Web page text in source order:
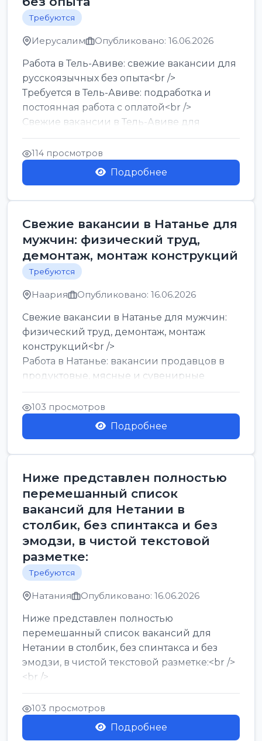
Требуются
Иерусалим Опубликовано: 16.06.2026
Работа в Тель-Авиве: свежие вакансии для
русскоязычных без опыта<br />
Требуется в Тель-Авиве: подработка и
постоянная работа с оплатой<br />
Свежие вакансии в Тель-Авиве для
мужчин и женщин от хозя...
114 просмотров
Подробнее
Свежие вакансии в Натанье для
мужчин: физический труд,
демонтаж, монтаж конструкций
Требуются
Наария Опубликовано: 16.06.2026
Свежие вакансии в Натанье для мужчин:
физический труд, демонтаж, монтаж
конструкций<br />
Работа в Натанье: вакансии продавцов в
продуктовые, мясные и сувенирные
лавки<br />
Разнорабочий на сборку м...
103 просмотров
Подробнее
Ниже представлен полностью
перемешанный список
вакансий для Нетании в
столбик, без спинтакса и без
эмодзи, в чистой текстовой
разметке:
Требуются
Натания Опубликовано: 16.06.2026
Ниже представлен полностью
перемешанный список вакансий для
Нетании в столбик, без спинтакса и без
эмодзи, в чистой текстовой разметке:<br />
<br />
Работа в Нетании на мебельном
производстве: требу...
103 просмотров
Подробнее